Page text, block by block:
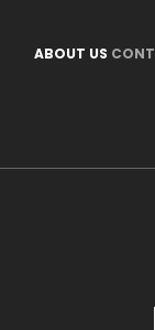
ABOUT US